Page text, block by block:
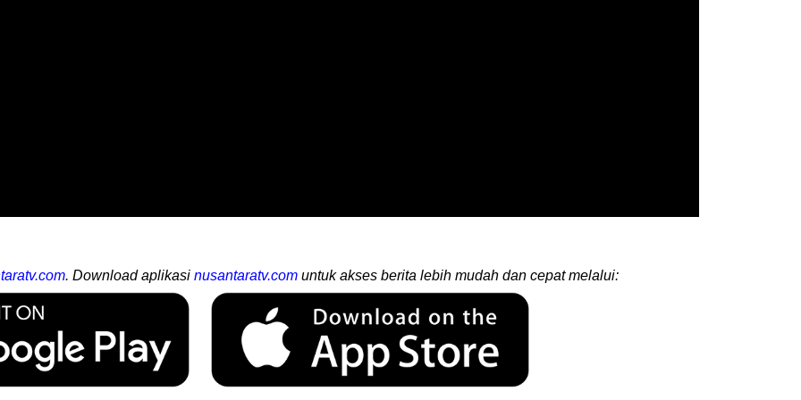
. Download aplikasi nusantaratv.com untuk akses berita lebih mudah dan cepat melalui: